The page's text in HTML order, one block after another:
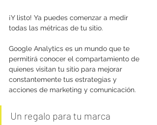
¡Y listo! Ya puedes comenzar a medir
todas las métricas de tu sitio.
Google Analytics es un mundo que te
permitirá conocer el compartamiento de
quienes visitan tu sitio para mejorar
constantemente tus estrategias y
acciones de marketing y comunicación.
Un regalo para tu marca